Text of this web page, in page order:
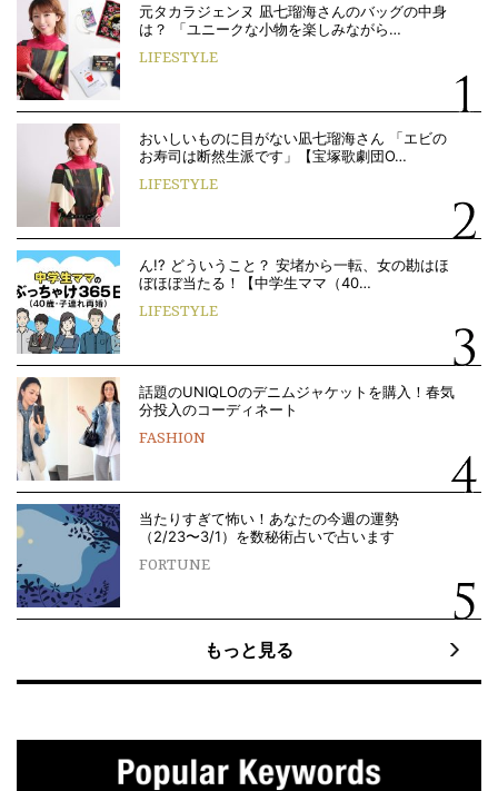
元タカラジェンヌ 凪七瑠海さんのバッグの中身
は？ 「ユニークな小物を楽しみながら…
LIFESTYLE
おいしいものに目がない凪七瑠海さん 「エビの
お寿司は断然生派です」【宝塚歌劇団O…
LIFESTYLE
ん!? どういうこと？ 安堵から一転、女の勘はほ
ぼほぼ当たる！【中学生ママ（40…
LIFESTYLE
話題のUNIQLOのデニムジャケットを購入！春気
分投入のコーディネート
FASHION
当たりすぎて怖い！あなたの今週の運勢
（2/23〜3/1）を数秘術占いで占います
FORTUNE
もっと見る